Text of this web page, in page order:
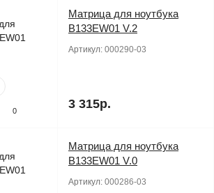
0
Матрица для ноутбука
B133EW01 V.2
Артикул: 000290-03
3 315р.
Матрица для ноутбука
B133EW01 V.0
Артикул: 000286-03